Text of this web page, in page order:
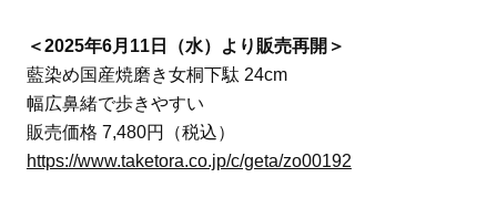
＜2025年6月11日（水）より販売再開＞
藍染め国産焼磨き女桐下駄 24cm
幅広鼻緒で歩きやすい
販売価格 7,480円（税込）
https://www.taketora.co.jp/c/geta/zo00192